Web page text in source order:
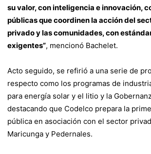
su valor, con inteligencia e innovación,
públicas que coordinen la acción del
privado y las comunidades, con
exigentes”, mencionó Bachelet.
Acto seguido, se refirió a una serie de
respecto como los programas de
para energía solar y el litio y la
destacando que Codelco prepara la
pública en asociación con el sector
Maricunga y Pedernales.